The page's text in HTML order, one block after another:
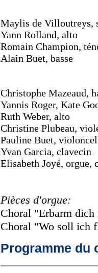
Maylis de Villoutreys,
Yann Rolland, alto
Romain Champion,
Alain Buet, basse
Christophe Mazeaud,
Yannis Roger, Kate
Ruth Weber, alto
Christine Plubeau,
Pauline Buet,
Yvan Garcia, clavecin
Elisabeth Joyé, orgue,
Pièces d'orgue:
Choral "Erbarm
Choral "Wo soll ich
Programme du